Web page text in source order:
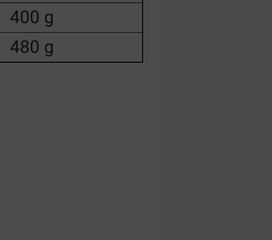
400 g
480 g